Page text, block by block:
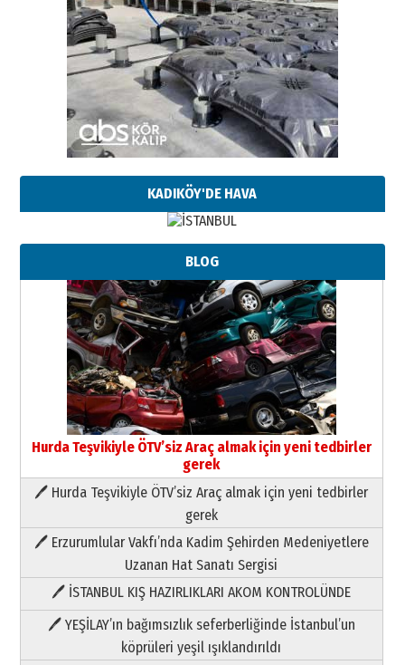
KADIKÖY'DE HAVA
BLOG
Hurda Teşvikiyle ÖTV’siz Araç almak için yeni tedbirler
gerek
🖊 Hurda Teşvikiyle ÖTV’siz Araç almak için yeni tedbirler
gerek
🖊 Erzurumlular Vakfı’nda Kadim Şehirden Medeniyetlere
Uzanan Hat Sanatı Sergisi
🖊 İSTANBUL KIŞ HAZIRLIKLARI AKOM KONTROLÜNDE
🖊 YEŞİLAY’ın bağımsızlık seferberliğinde İstanbul’un
köprüleri yeşil ışıklandırıldı
Paranın Aile Kültüründeki Yeri
03 Ağustos 2026 Pazartesi
Yıldırım Gündoğdu
HAVVA’NIN ÜÇ KIZI
09 Temmuz 2026 Perşembe